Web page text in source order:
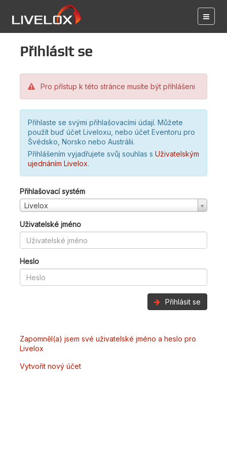
Přihlásit se
Pro přístup k této stránce musíte být přihlášeni
Přihlaste se svými přihlašovacími údají. Můžete
použít buď účet Liveloxu, nebo účet Eventoru pro
Švédsko, Norsko nebo Austrálii.
Přihlášením vyjadřujete svůj souhlas s Uživatelským
ujednáním Livelox.
Přihlašovací systém
Livelox
Uživatelské jméno
Heslo
Přihlásit se
Zapomněl(a) jsem své uživatelské jméno a heslo pro
Livelox
Vytvořit nový účet